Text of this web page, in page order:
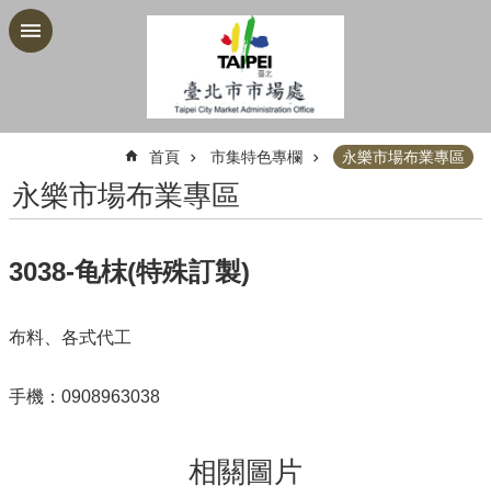
跳到主要內容區塊
首頁 市集特色專欄 永樂市場布業專區
永樂市場布業專區
3038-龟枺(特殊訂製)
布料、各式代工
手機：0908963038
相關圖片